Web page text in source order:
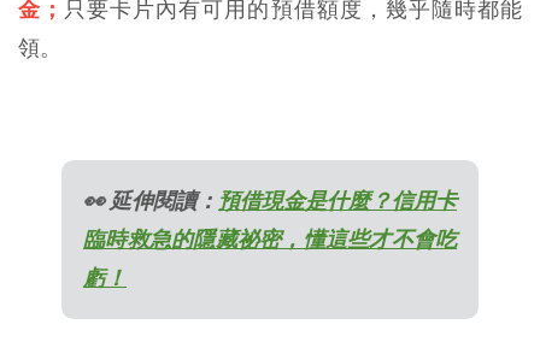
金； 只要卡片內有可用的預借額度，幾乎隨時都能
領。
👀 延伸閱讀： 預借現金是什麼？信用卡
臨時救急的隱藏祕密，懂這些才不會吃
虧！